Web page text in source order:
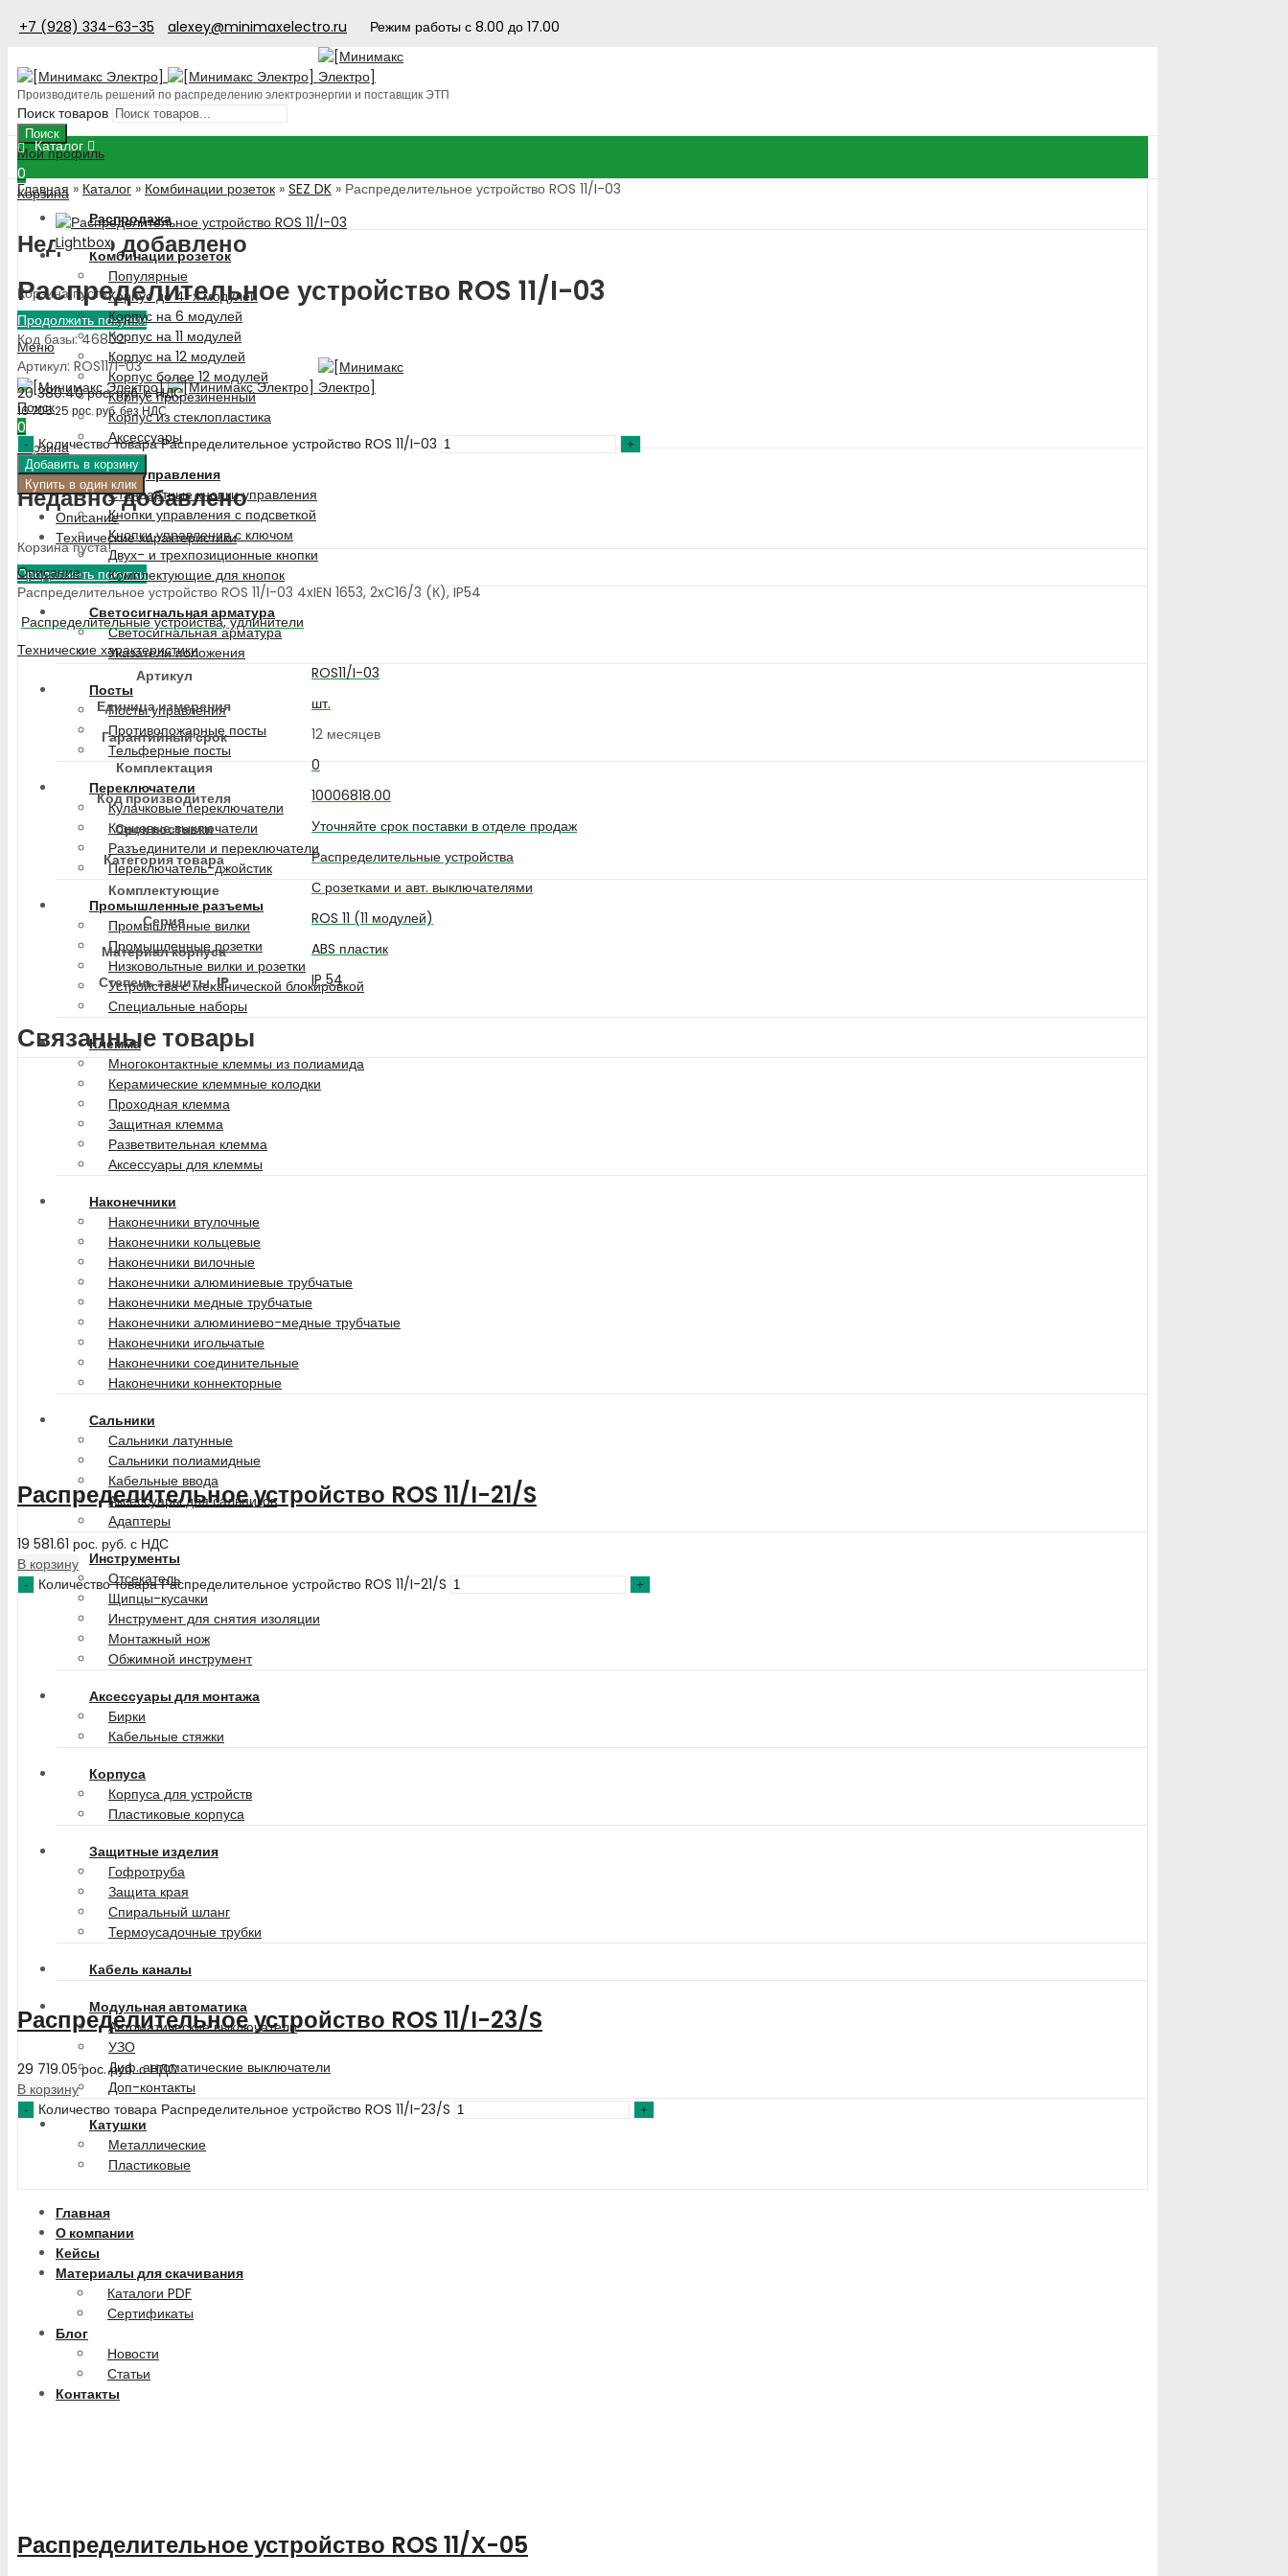
+7 (928) 334-63-35 alexey@minimaxelectro.ru Режим работы с 8.00 до 17.00
Производитель решений по распределению электроэнергии и поставщик ЭТП
Поиск товаров
Поиск
Мой профиль
0
Корзина
Недавно добавлено
Корзина пуста!
Продолжить покупки
Меню
Поиск
0
Корзина
Недавно добавлено
Корзина пуста!
Продолжить покупки
Каталог
Распродажа
Комбинации розеток
Популярные
Корпус до 4-х модулей
Корпус на 6 модулей
Корпус на 11 модулей
Корпус на 12 модулей
Корпус более 12 модулей
Корпус прорезиненный
Корпус из стеклопластика
Аксессуары
Кнопки управления
Стандартные кнопки управления
Кнопки управления с подсветкой
Кнопки управления с ключом
Двух- и трехпозиционные кнопки
Комплектующие для кнопок
Светосигнальная арматура
Светосигнальная арматура
Указатели положения
Посты
Посты управления
Противопожарные посты
Тельферные посты
Переключатели
Кулачковые переключатели
Концевые выключатели
Разъединители и переключатели
Переключатель-джойстик
Промышленные разъемы
Промышленные вилки
Промышленные розетки
Низковольтные вилки и розетки
Устройства с механической блокировкой
Специальные наборы
Клемма
Многоконтактные клеммы из полиамида
Керамические клеммные колодки
Проходная клемма
Защитная клемма
Разветвительная клемма
Аксессуары для клеммы
Наконечники
Наконечники втулочные
Наконечники кольцевые
Наконечники вилочные
Наконечники алюминиевые трубчатые
Наконечники медные трубчатые
Наконечники алюминиево-медные трубчатые
Наконечники игольчатые
Наконечники соединительные
Наконечники коннекторные
Сальники
Сальники латунные
Сальники полиамидные
Кабельные ввода
Аксессуары для сальников
Адаптеры
Инструменты
Отсекатель
Щипцы-кусачки
Инструмент для снятия изоляции
Монтажный нож
Обжимной инструмент
Аксессуары для монтажа
Бирки
Кабельные стяжки
Корпуса
Корпуса для устройств
Пластиковые корпуса
Защитные изделия
Гофротруба
Защита края
Спиральный шланг
Термоусадочные трубки
Кабель каналы
Модульная автоматика
Автоматические выключатели
УЗО
Диф. автоматические выключатели
Доп-контакты
Катушки
Металлические
Пластиковые
Главная
О компании
Кейсы
Материалы для скачивания
Каталоги PDF
Сертификаты
Блог
Новости
Статьи
Контакты
Главная » Каталог » Комбинации розеток » SEZ DK » Распределительное устройство ROS 11/I-03
Lightbox
Распределительное устройство ROS 11/I-03
Код базы: 46802
Артикул: ROS11/I-03
20 380.40рос. руб.с НДС
16 705.25 рос. руб.без НДС
Количество товара Распределительное устройство ROS 11/I-03
Добавить в корзину
Купить в один клик
Описание
Технические характеристики
Описание
Распределительное устройство ROS 11/I-03 4xIEN 1653, 2xC16/3 (К), IP54
Распределительные устройства, удлинители
Технические характеристики
Артикул
ROS11/I-03
Единица измерения
шт.
Гарантийный срок
12 месяцев
Комплектация
0
Код производителя
10006818.00
Срок поставки
Уточняйте срок поставки в отделе продаж
Категория товара
Распределительные устройства
Комплектующие
С розетками и авт. выключателями
Серия
ROS 11 (11 модулей)
Материал корпуса
ABS пластик
Степень защиты, IP
IP 54
Связанные товары
Распределительное устройство ROS 11/I-21/S
19 581.61 рос. руб. с НДС
В корзину
Количество товара Распределительное устройство ROS 11/I-21/S
Распределительное устройство ROS 11/I-23/S
29 719.05рос. руб.с НДС
В корзину
Количество товара Распределительное устройство ROS 11/I-23/S
Распределительное устройство ROS 11/X-05